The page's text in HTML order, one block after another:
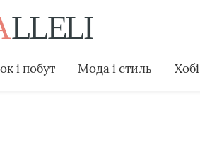
і побут Мода і стиль Хобі